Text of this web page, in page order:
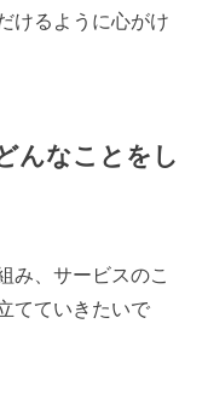
けるように心がけ
んなことをし
み、サービスのこ
てていきたいで